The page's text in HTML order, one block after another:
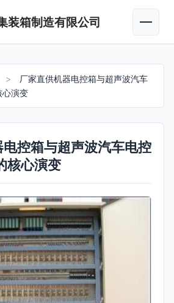
装箱制造有限公司
>
厂家直供机器电控箱与超声波汽车
心演变
控箱与超声波汽车电控
核心演变